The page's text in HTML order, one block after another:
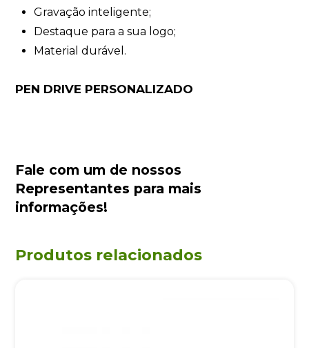
Gravação inteligente;
Destaque para a sua logo;
Material durável.
PEN DRIVE PERSONALIZADO
Fale com um de nossos
Representantes para mais
informações!
Produtos relacionados